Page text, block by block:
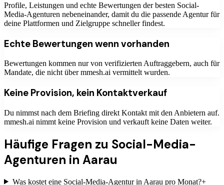
Profile, Leistungen und echte Bewertungen der besten Social-
Media-Agenturen nebeneinander, damit du die passende Agentur für
deine Plattformen und Zielgruppe schneller findest.
Echte Bewertungen wenn vorhanden
Bewertungen kommen nur von verifizierten Auftraggebern, auch für
Mandate, die nicht über mmesh.ai vermittelt wurden.
Keine Provision, kein Kontaktverkauf
Du nimmst nach dem Briefing direkt Kontakt mit den Anbietern auf.
mmesh.ai nimmt keine Provision und verkauft keine Daten weiter.
Häufige Fragen zu Social-Media-
Agenturen in Aarau
Was kostet eine Social-Media-Agentur in Aarau pro Monat?+